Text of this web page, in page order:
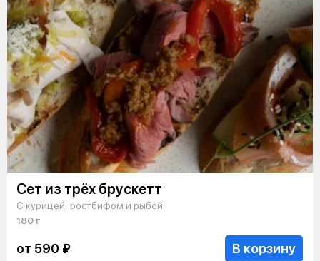
Сет из трёх брускетт
С курицей, ростбифом и рыбой
180 г
от 590 ₽ В корзину